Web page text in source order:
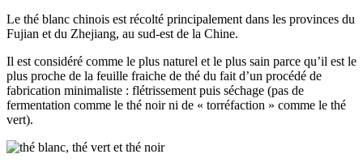
Le thé blanc chinois est récolté principalement dans les provinces du
Fujian et du Zhejiang, au sud-est de la Chine.
Il est considéré comme le plus naturel et le plus sain parce qu’il est le
plus proche de la feuille fraiche de thé du fait d’un procédé de
fabrication minimaliste : flétrissement puis séchage (pas de
fermentation comme le thé noir ni de « torréfaction » comme le thé
vert).